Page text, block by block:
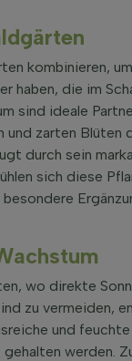
kombinieren,
haben, die im
sind ideale
zarten Blüten
durch sein
sich diese
wo direkte
zu vermeiden,
und
werden.